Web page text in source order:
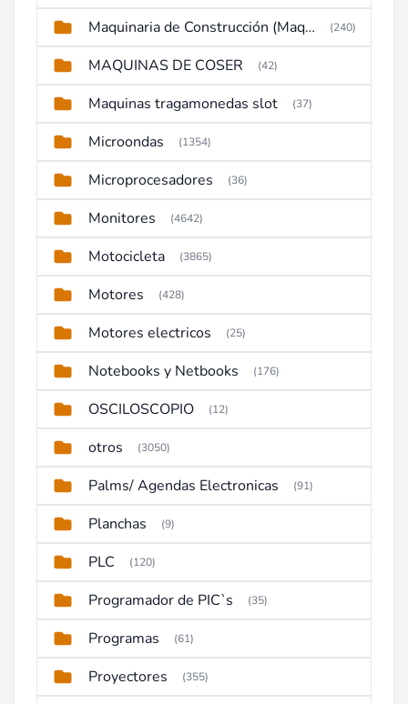
Maquinaria de Construcción (Maquinaria Pesada) (240)
MAQUINAS DE COSER (42)
Maquinas tragamonedas slot (37)
Microondas (1354)
Microprocesadores (36)
Monitores (4642)
Motocicleta (3865)
Motores (428)
Motores electricos (25)
Notebooks y Netbooks (176)
OSCILOSCOPIO (12)
otros (3050)
Palms/ Agendas Electronicas (91)
Planchas (9)
PLC (120)
Programador de PIC`s (35)
Programas (61)
Proyectores (355)